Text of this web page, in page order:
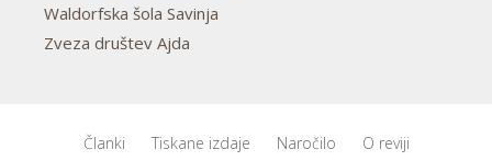
Waldorfska šola Savinja
Zveza društev Ajda
Članki Tiskane izdaje Naročilo O reviji